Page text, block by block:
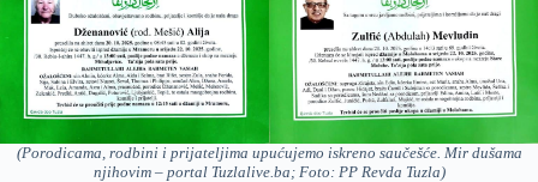
(Porodicama, rodbini i prijateljima upućujemo iskreno saučešće. Mir dušama
njihovim – portal Tuzlalive.ba; Foto: PP Revda Tuzla)